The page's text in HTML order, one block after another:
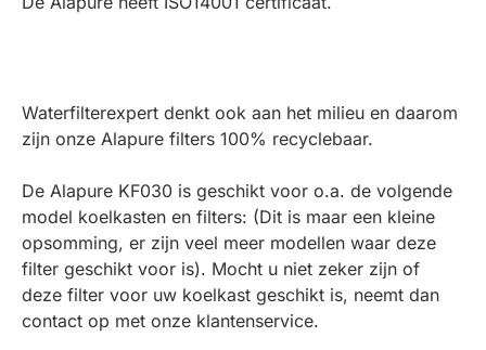
Waterfilterexpert denkt ook aan het milieu en daarom
zijn onze Alapure filters 100% recyclebaar.
De Alapure KF030 is geschikt voor o.a. de volgende
model koelkasten en filters: (Dit is maar een kleine
opsomming, er zijn veel meer modellen waar deze
filter geschikt voor is). Mocht u niet zeker zijn of
deze filter voor uw koelkast geschikt is, neemt dan
contact op met onze klantenservice.